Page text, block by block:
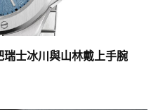
士冰川與山林戴上手腕